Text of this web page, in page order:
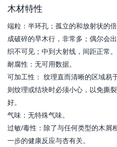
木材特性
端粒：半环孔；孤立的和放射状的
成破碎的早木行，非常多；偶尔会
织不可见；中到大射线，间距正常。
耐腐性：无可用数据。
可加工性： 纹理直而清晰的区域易
则纹理或结块时必须小心，以免撕
好。
气味：无特殊气味。
过敏/毒性：除了与任何类型的木屑
一步的健康反应与杏有关。